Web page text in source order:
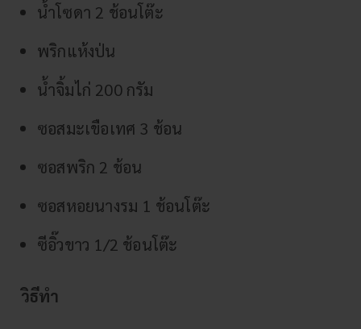
น้ำโซดา 2 ช้อนโต๊ะ
พริกแห้งป่น
น้ำจิ้มไก่ 200 กรัม
ซอสมะเขือเทศ 3 ช้อน
ซอสพริก 2 ช้อน
ซอสหอยนางรม 1 ช้อนโต๊ะ
ซีอิ๊วขาว 1/2 ช้อนโต๊ะ
วิธีทำ